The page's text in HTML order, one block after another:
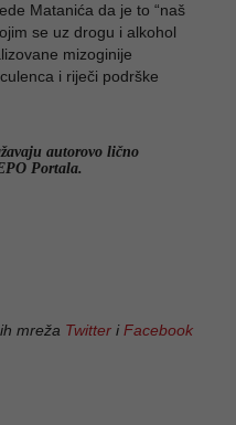
Matanića da je to “naš
se uz drogu i alkohol
mizoginije
i riječi podrške
autorovo lično
Portala.
mreža Twitter iFacebook